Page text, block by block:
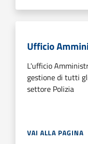
Ufficio
L'ufficio
gestione di tutti
settore Polizia
VAI ALLA PAGINA